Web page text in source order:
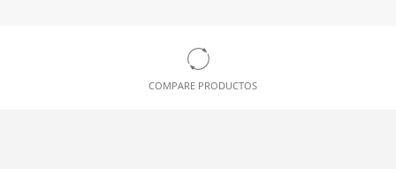
COMPARE PRODUCTOS